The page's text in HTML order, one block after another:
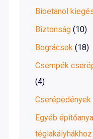
Bioetanol
Biztonság (10)
Bográcsok (18)
Csempék
(4)
Cserépedények
Egyéb
téglakályhákhoz